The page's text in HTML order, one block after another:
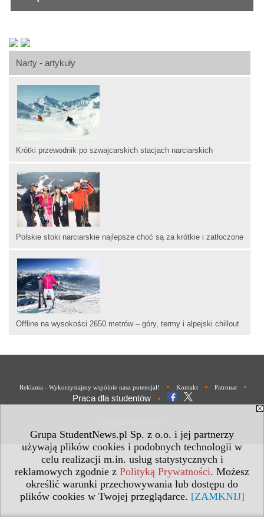
Grupa StudentNews.pl Sp. z o.o. i jej partnerzy
używają plików cookies i podobnych technologii w
celu realizacji m.in. usług statystycznych i
reklamowych zgodnie z Polityką Prywatności. Możesz
określić warunki przechowywania lub dostępu do
plików cookies w Twojej przeglądarce. [ZAMKNIJ]
Narty - artykuły
Krótki przewodnik po szwajcarskich stacjach narciarskich
Polskie stoki narciarskie najlepsze choć są za krótkie i zatłoczone
Offline na wysokości 2650 metrów – góry, termy i alpejski chillout
Reklama - Wykorzystajmy wspólnie nasz potencjał! • Kontakt • Patronat •
Praca dla studentów •